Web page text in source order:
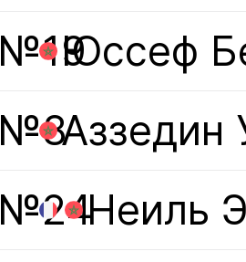
№19Юссеф
№8Аззедин
№24Неиль